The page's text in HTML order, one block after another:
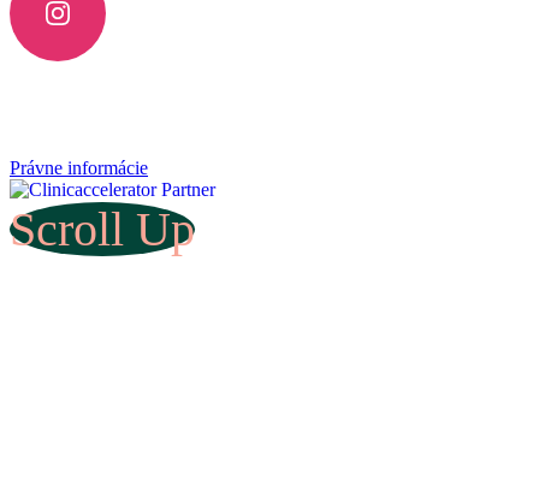
Právne informácie
Scroll Up